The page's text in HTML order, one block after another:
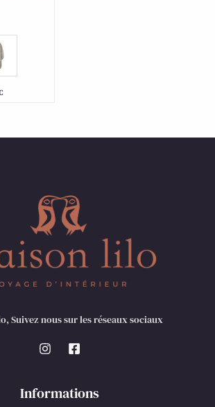
Suivez nous sur les réseaux sociaux
Informations